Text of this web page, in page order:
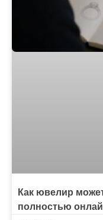
Как ювелир
полностью